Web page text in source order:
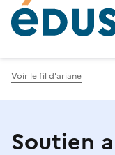
Voir le fil d'ariane
Soutien